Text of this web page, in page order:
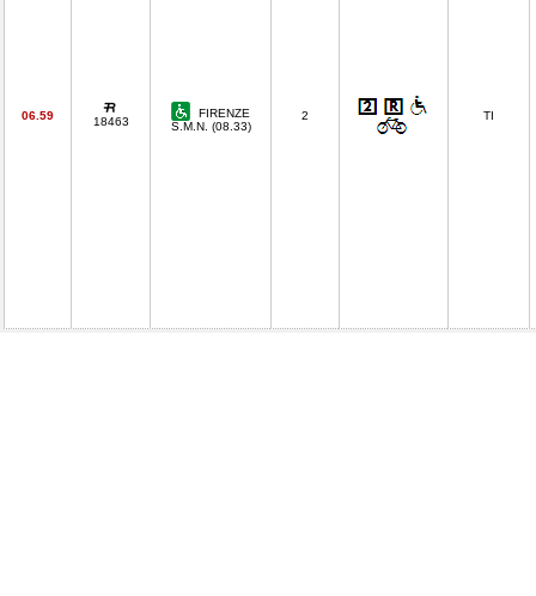
06.59 18463
FIRENZE
S.M.N. (08.33)
2 TI